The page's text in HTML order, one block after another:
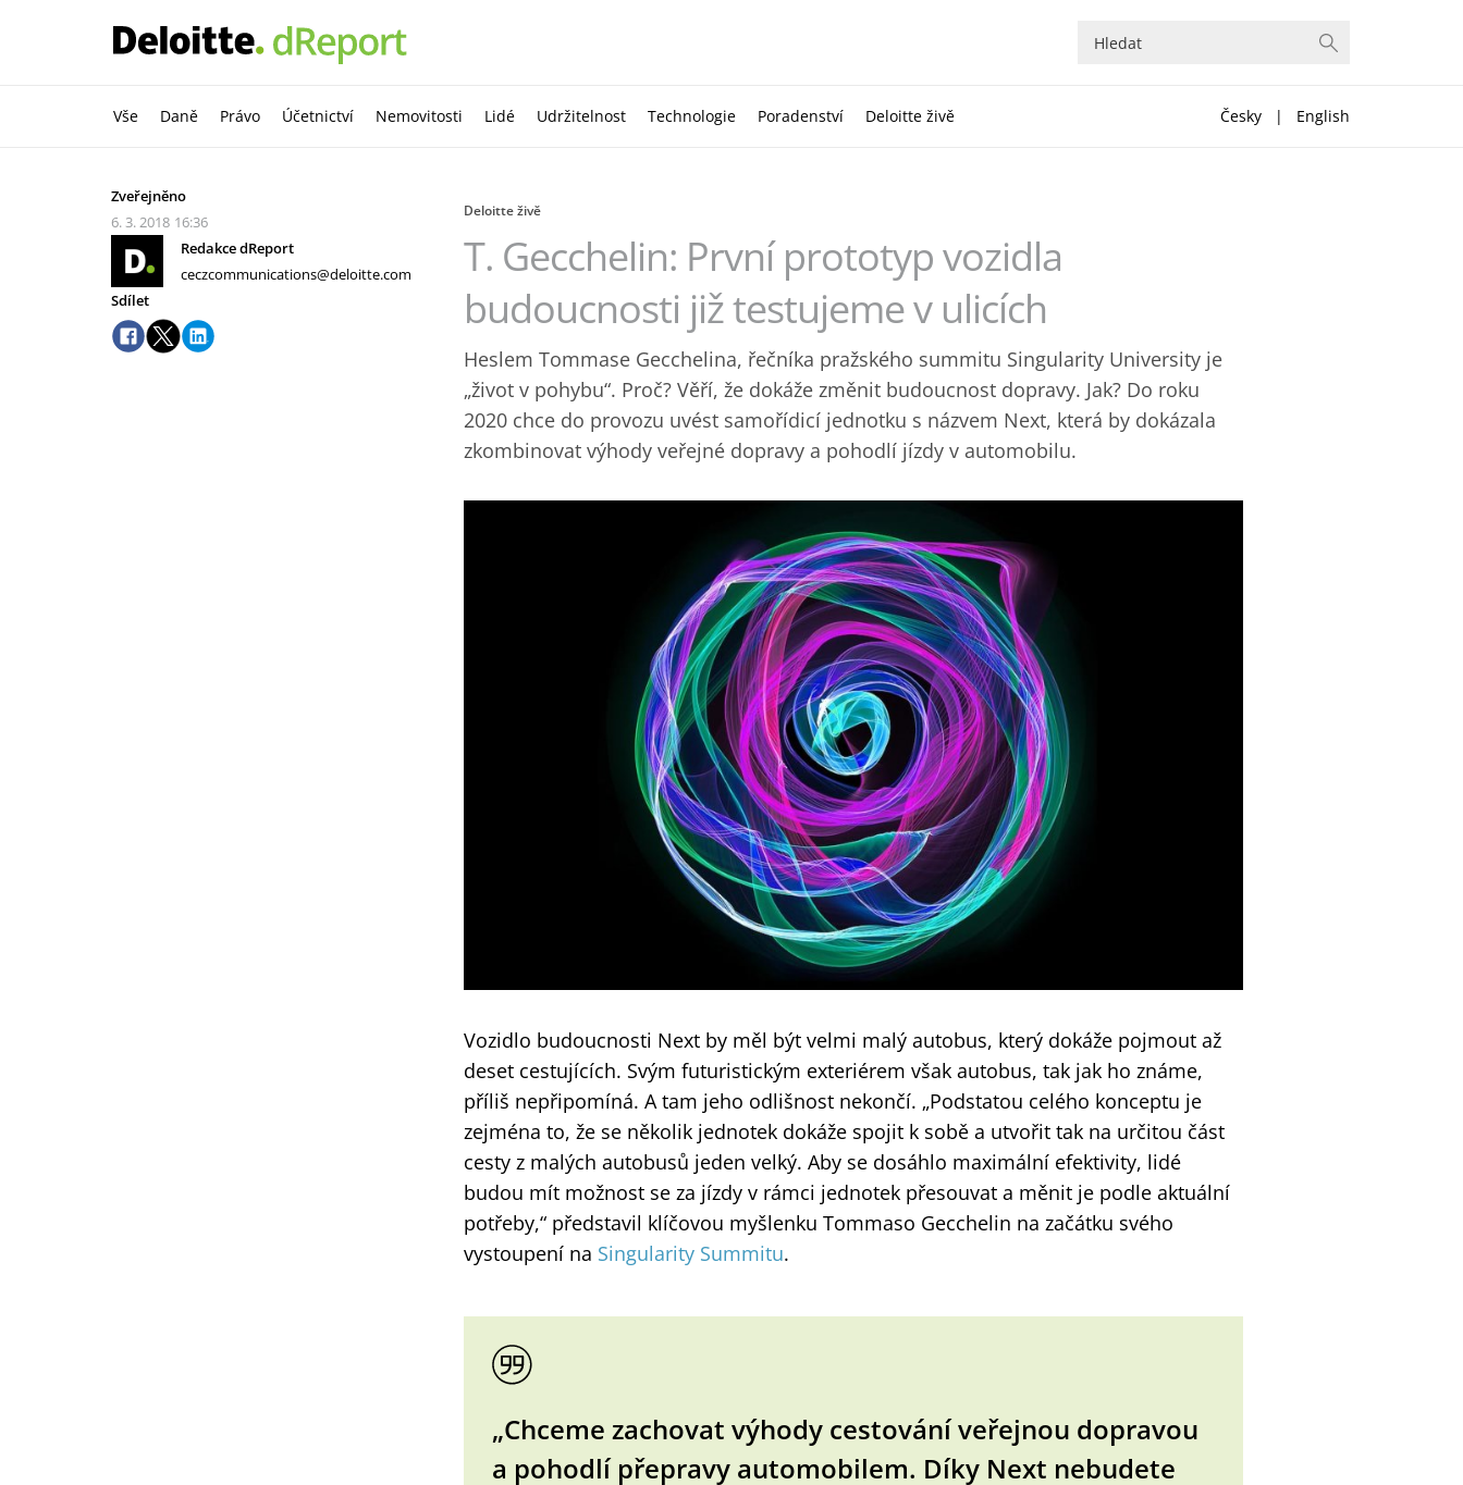
Vše Daně Právo Účetnictví Nemovitosti Lidé Udržitelnost Technologie Poradenství Deloitte živě Česky | English
Zveřejněno
6. 3. 2018 16:36
Redakce dReport
ceczcommunications@deloitte.com
Sdílet
Deloitte živě
T. Gecchelin: První prototyp vozidla
budoucnosti již testujeme v ulicích
Heslem Tommase Gecchelina, řečníka pražského summitu Singularity University je
„život v pohybu“. Proč? Věří, že dokáže změnit budoucnost dopravy. Jak? Do roku
2020 chce do provozu uvést samořídicí jednotku s názvem Next, která by dokázala
zkombinovat výhody veřejné dopravy a pohodlí jízdy v automobilu.
Vozidlo budoucnosti Next by měl být velmi malý autobus, který dokáže pojmout až
deset cestujících. Svým futuristickým exteriérem však autobus, tak jak ho známe,
příliš nepřipomíná. A tam jeho odlišnost nekončí. „Podstatou celého konceptu je
zejména to, že se několik jednotek dokáže spojit k sobě a utvořit tak na určitou část
cesty z malých autobusů jeden velký. Aby se dosáhlo maximální efektivity, lidé
budou mít možnost se za jízdy v rámci jednotek přesouvat a měnit je podle aktuální
potřeby,“ představil klíčovou myšlenku Tommaso Gecchelin na začátku svého
vystoupení na Singularity Summitu.
„Chceme zachovat výhody cestování veřejnou dopravou
a pohodlí přepravy automobilem. Díky Next nebudete